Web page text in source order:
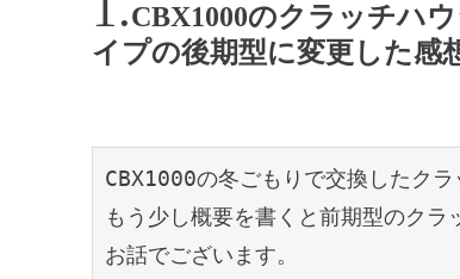
CBX1000のクラッチハ
イプの後期型に変更した感
CBX1000の冬ごもりで交換したク
もう少し概要を書くと前期型のク
お話でございます。